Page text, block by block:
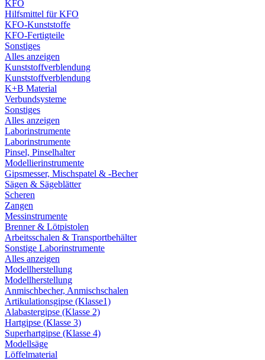
KFO
Hilfsmittel für KFO
KFO-Kunststoffe
KFO-Fertigteile
Sonstiges
Alles anzeigen
Kunststoffverblendung
Kunststoffverblendung
K+B Material
Verbundsysteme
Sonstiges
Alles anzeigen
Laborinstrumente
Laborinstrumente
Pinsel, Pinselhalter
Modellierinstrumente
Gipsmesser, Mischspatel & -Becher
Sägen & Sägeblätter
Scheren
Zangen
Messinstrumente
Brenner & Lötpistolen
Arbeitsschalen & Transportbehälter
Sonstige Laborinstrumente
Alles anzeigen
Modellherstellung
Modellherstellung
Anmischbecher, Anmischschalen
Artikulationsgipse (Klasse1)
Alabastergipse (Klasse 2)
Hartgipse (Klasse 3)
Superhartgipse (Klasse 4)
Modellsäge
Löffelmaterial